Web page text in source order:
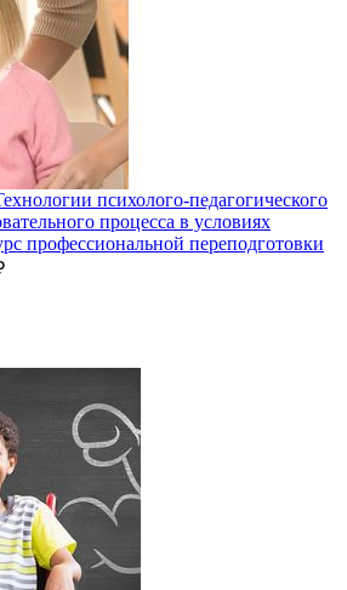
психолого-педагогического
процесса в условиях
профессиональной переподготовки